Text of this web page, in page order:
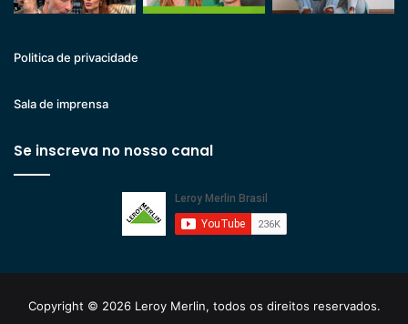
Politica de privacidade
Sala de imprensa
Se inscreva no nosso canal
Copyright © 2026 Leroy Merlin, todos os direitos reservados.